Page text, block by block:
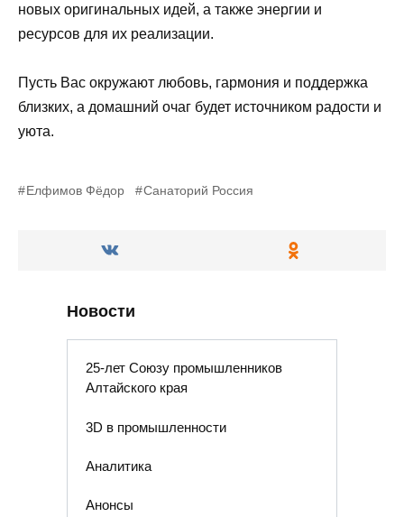
новых оригинальных идей, а также энергии и
ресурсов для их реализации.
Пусть Вас окружают любовь, гармония и поддержка
близких, а домашний очаг будет источником радости и
уюта.
Елфимов Фёдор Санаторий Россия
Новости
25-лет Союзу промышленников
Алтайского края
3D в промышленности
Аналитика
Анонсы